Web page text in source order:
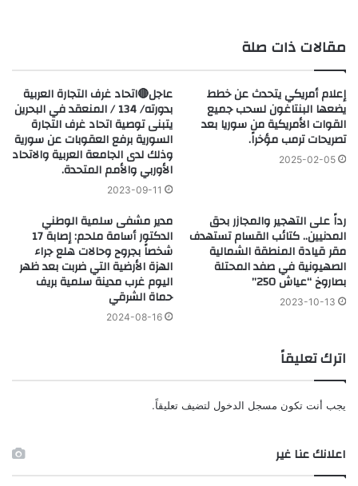
مقالات ذات صلة
إعلام أمريكي يتحدث عن خطط
يضعها البنتاغون لسحب جميع
القوات الأمريكية من سوريا بعد
تصريحات ترمب مؤخراً.
2025-02-05
عاجل🔴اتحاد غرف التجارة العربية
بدورته/ 134 / المنعقد في البحرين
يتبنى توصية اتحاد غرف التجارة
السورية برفع العقوبات عن سورية
وذلك لدى الجامعة العربية والاتحاد
الأوربي والأمم المتحدة.
2023-09-11
رداً على التهجير والمجازر بحق
المدنيين.. كتائب القسام تستهدف
مقر قيادة المنطقة الشمالية
الصهيونية في صفد المحتلة
بصاروخ “عياش 250”
2023-10-13
مدير مشفى سلمية الوطني
الدكتور أسامة ملحم: إصابة 17
شخصاً بجروح وحالات هلع جراء
الهزة الأرضية التي ضربت بعد ظهر
اليوم غرب مدينة سلمية بريف
حماة الشرقي
2024-08-16
اترك تعليقاً
يجب أنت تكون مسجل الدخول لتضيف تعليقاً.
اعلانك عنا غير